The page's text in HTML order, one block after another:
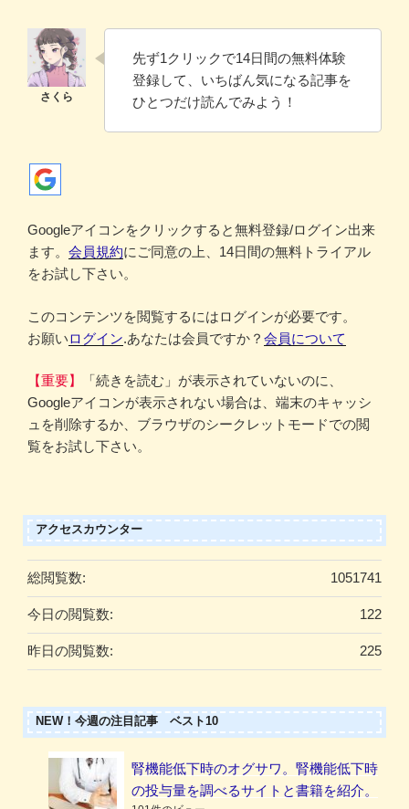
先ず1クリックで14日間の無料体験
登録して、いちばん気になる記事を
ひとつだけ読んでみよう！
Googleアイコンをクリックすると無料登録/ログイン出来
ます。 会員規約にご同意の上、14日間の無料トライアル
をお試し下さい。
このコンテンツを閲覧するにはログインが必要です。
お願いログイン.あなたは会員ですか？ 会員について
【重要】
「続きを読む」が表示されていないのに、
Googleアイコンが表示されない場合は、端末のキャッシ
ュを削除するか、ブラウザのシークレットモードでの閲
覧をお試し下さい。
アクセスカウンター
1051741
総閲覧数:
122
今日の閲覧数:
225
昨日の閲覧数:
NEW！今週の注目記事 ベスト10
腎機能低下時のオグサワ。腎機能低下時
の投与量を調べるサイトと書籍を紹介。